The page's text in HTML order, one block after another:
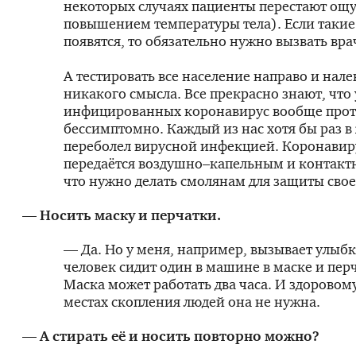
некоторых случаях пациенты перестают
повышением температуры тела). Если
появятся, то обязательно нужно вызвать
А тестировать все население направо и
никакого смысла. Все прекрасно знают, что
инфицированных коронавирус вообще
бессимптомно. Каждый из нас хотя бы раз
переболел вирусной инфекцией.
передаётся воздушно–капельным и
что нужно делать смолянам для защиты
— Носить маску и перчатки.
— Да. Но у меня, например, вызывает
человек сидит один в машине в маске и
Маска может работать два часа. И
местах скопления людей она не нужна.
— А стирать её и носить повторно можно?